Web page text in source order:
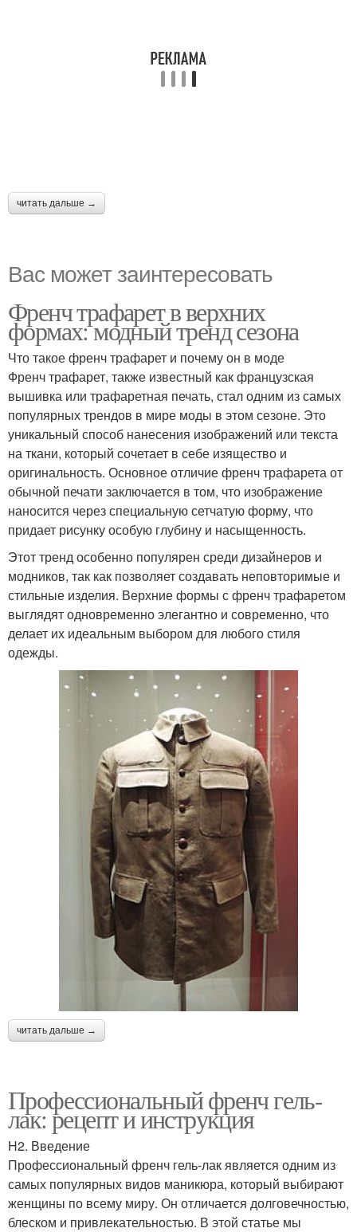
читать дальше →
Вас может заинтересовать
Френч трафарет в верхних
формах: модный тренд сезона
Что такое френч трафарет и почему он в моде
Френч трафарет, также известный как французская
вышивка или трафаретная печать, стал одним из самых
популярных трендов в мире моды в этом сезоне. Это
уникальный способ нанесения изображений или текста
на ткани, который сочетает в себе изящество и
оригинальность. Основное отличие френч трафарета от
обычной печати заключается в том, что изображение
наносится через специальную сетчатую форму, что
придает рисунку особую глубину и насыщенность.
Этот тренд особенно популярен среди дизайнеров и
модников, так как позволяет создавать неповторимые и
стильные изделия. Верхние формы с френч трафаретом
выглядят одновременно элегантно и современно, что
делает их идеальным выбором для любого стиля
одежды.
читать дальше →
Профессиональный френч гель-
лак: рецепт и инструкция
H2. Введение
Профессиональный френч гель-лак является одним из
самых популярных видов маникюра, который выбирают
женщины по всему миру. Он отличается долговечностью,
блеском и привлекательностью. В этой статье мы